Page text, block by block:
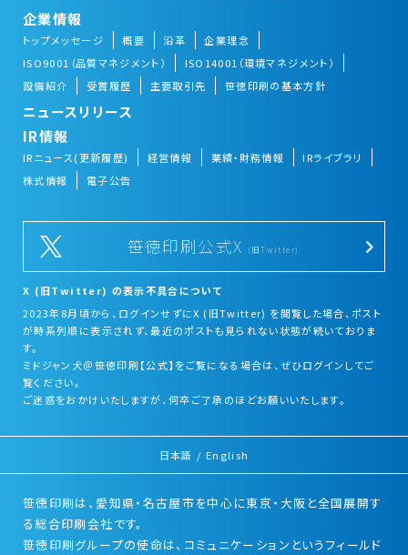
企業情報
トップメッセージ 概要 沿革
企業理念
ISO9001（品質マネジメント）
ISO14001（環境マネジメント）
設備紹介
受賞履歴 主要取引先 笹徳印刷の基本方針
ニュースリリース
IR情報
IRニュース(更新履歴) 経営情報 業績・財務情報
IRライブラリ
株式情報
電子公告
笹徳印刷公式X (旧Twitter)
X (旧Twitter) の表示不具合について
2023年8月頃から、ログインせずにX (旧Twitter) を閲覧した場合、ポスト
が時系列順に表示されず、最近のポストも見られない状態が続いておりま
す。
ミドジャン犬＠笹徳印刷【公式】をご覧になる場合は、ぜひログインしてご
覧ください。
ご迷惑をおかけいたしますが、何卒ご了承のほどお願いいたします。
日本語 / English
笹徳印刷は、愛知県・名古屋市を中心に東京・大阪と全国展開す
る総合印刷会社です。
笹徳印刷グループの使命は、コミュニケーションというフィールド